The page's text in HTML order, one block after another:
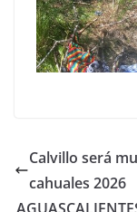
Calvillo será
cahuales 2026